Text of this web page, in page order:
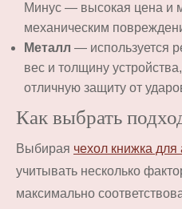
Минус — высокая цена и
механическим
Металл — используется
вес и толщину
отличную защиту от
Как выбрать
Выбирая чехол книжка
учитывать несколько
максимально